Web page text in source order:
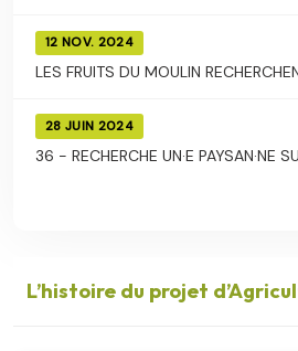
12 NOV. 2024
LES FRUITS DU MOULIN
28 JUIN 2024
36 - RECHERCHE UN·E PAYSAN·NE
L’histoire du projet